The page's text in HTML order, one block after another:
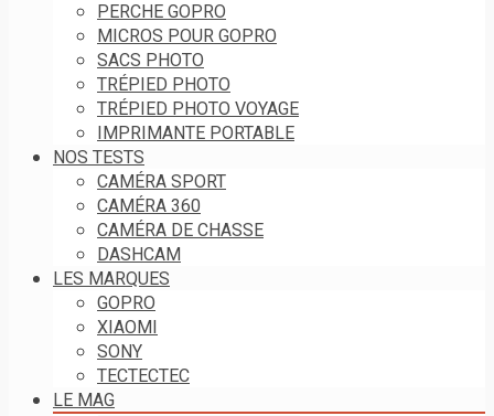
PERCHE GOPRO
MICROS POUR GOPRO
SACS PHOTO
TRÉPIED PHOTO
TRÉPIED PHOTO VOYAGE
IMPRIMANTE PORTABLE
NOS TESTS
CAMÉRA SPORT
CAMÉRA 360
CAMÉRA DE CHASSE
DASHCAM
LES MARQUES
GOPRO
XIAOMI
SONY
TECTECTEC
LE MAG